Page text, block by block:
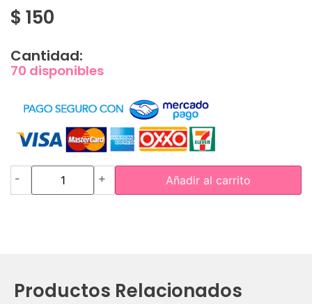
$ 150
Cantidad:
70 disponibles
- + Añadir al carrito
Productos Relacionados